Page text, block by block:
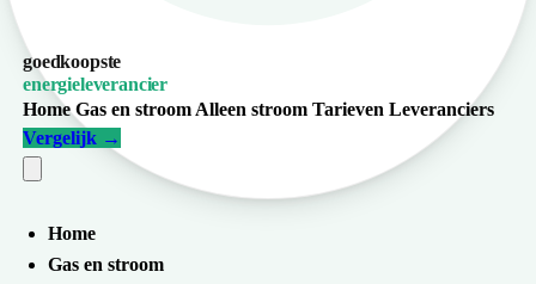
goedkoopste
energieleverancier
HomeGas en stroom Alleen stroom Tarieven Leveranciers
Vergelijk →
Home
Gas en stroom